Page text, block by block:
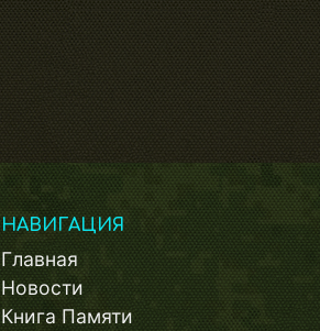
НАВИГАЦИЯ
Главная
Новости
Книга Памяти